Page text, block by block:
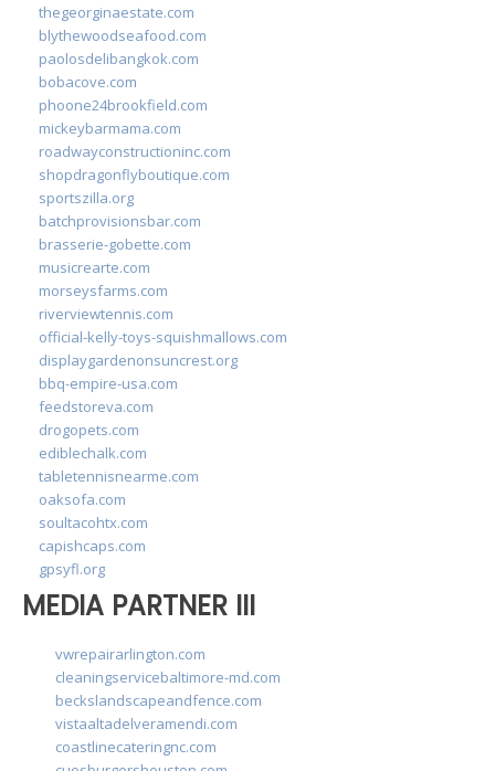
thegeorginaestate.com
blythewoodseafood.com
paolosdelibangkok.com
bobacove.com
phoone24brookfield.com
mickeybarmama.com
roadwayconstructioninc.com
shopdragonflyboutique.com
sportszilla.org
batchprovisionsbar.com
brasserie-gobette.com
musicrearte.com
morseysfarms.com
riverviewtennis.com
official-kelly-toys-squishmallows.com
displaygardenonsuncrest.org
bbq-empire-usa.com
feedstoreva.com
drogopets.com
ediblechalk.com
tabletennisnearme.com
oaksofa.com
soultacohtx.com
capishcaps.com
gpsyfl.org
MEDIA PARTNER III
vwrepairarlington.com
cleaningservicebaltimore-md.com
beckslandscapeandfence.com
vistaaltadelveramendi.com
coastlinecateringnc.com